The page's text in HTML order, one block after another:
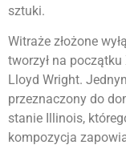
sztuki.
Witraże złożone
tworzył na
Lloyd Wright.
przeznaczony do
stanie Illinois,
kompozycja